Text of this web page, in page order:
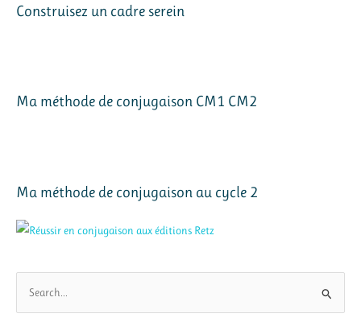
Construisez un cadre serein
Ma méthode de conjugaison CM1 CM2
Ma méthode de conjugaison au cycle 2